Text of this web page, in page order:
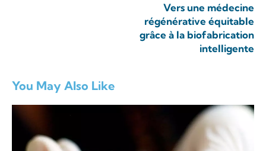
Vers une médecine
régénérative équitable
grâce à la biofabrication
intelligente
You May Also Like